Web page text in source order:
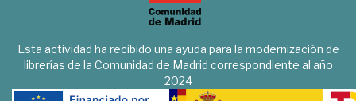
Esta actividad ha recibido una ayuda para la modernización de
librerías de la Comunidad de Madrid correspondiente al año
2024